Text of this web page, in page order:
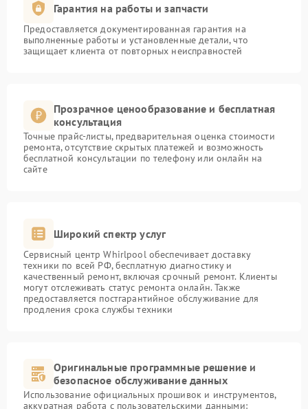
Гарантия на работы и запчасти
Предоставляется документированная гарантия на
выполненные работы и установленные детали, что
защищает клиента от повторных неисправностей
Прозрачное ценообразование и бесплатная
консультация
Точные прайс-листы, предварительная оценка стоимости
ремонта, отсутствие скрытых платежей и возможность
бесплатной консультации по телефону или онлайн на
сайте
Широкий спектр услуг
Сервисный центр Whirlpool обеспечивает доставку
техники по всей РФ, бесплатную диагностику и
качественный ремонт, включая срочный ремонт. Клиенты
могут отслеживать статус ремонта онлайн. Также
предоставляется постгарантийное обслуживание для
продления срока службы техники
Оригинальные программные решение и
безопасное обслуживание данных
Использование официальных прошивок и инструментов,
аккуратная работа с пользовательскими данными: